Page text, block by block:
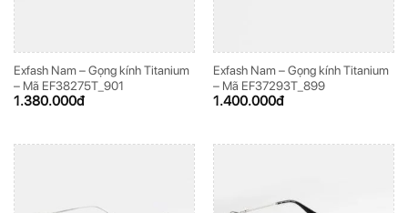
Exfash Nam – Gọng kính Titanium
– Mã EF38275T_901
1.380.000đ
Exfash Nam – Gọng kính Titanium
– Mã EF37293T_899
1.400.000đ